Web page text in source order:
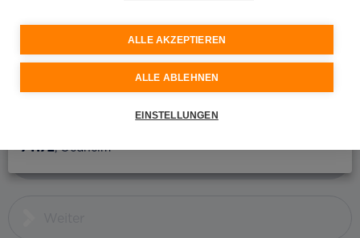
Glasfaser an Ihrem Standort verfügbar ist.
Hausnummer
ALLE AKZEPTIEREN
ALLE ABLEHNEN
EINSTELLUNGEN
74172, Oedheim